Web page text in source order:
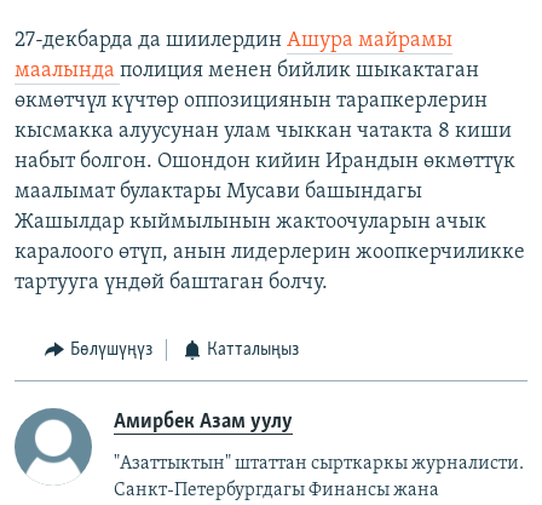
27-декбарда да шиилердин Ашура майрамы
маалында полиция менен бийлик шыкактаган
өкмөтчүл күчтөр оппозициянын тарапкерлерин
кысмакка алуусунан улам чыккан чатакта 8 киши
набыт болгон. Ошондон кийин Ирандын өкмөттүк
маалымат булактары Мусави башындагы
Жашылдар кыймылынын жактоочуларын ачык
каралоого өтүп, анын лидерлерин жоопкерчиликке
тартууга үндөй баштаган болчу.
Бөлүшүңүз Катталыңыз
Амирбек Азам уулу
"Азаттыктын" штаттан сырткаркы журналисти.
Санкт-Петербургдагы Финансы жана